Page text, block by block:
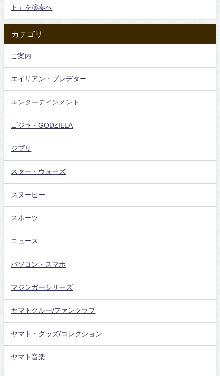
ト」を演奏へ
カテゴリー
ご案内
エイリアン・プレデター
エンターテインメント
ゴジラ・GODZILLA
ジブリ
スター・ウォーズ
スヌーピー
スポーツ
ニュース
パソコン・スマホ
マジンガーシリーズ
ヤマトクルー/ファンクラブ
ヤマト・グッズ/コレクション
ヤマト音楽